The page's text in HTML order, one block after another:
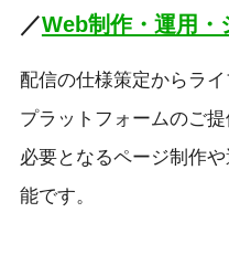
／Web制作・運用・
配信の仕様策定からラ
プラットフォームのご
必要となるページ制作
能です。